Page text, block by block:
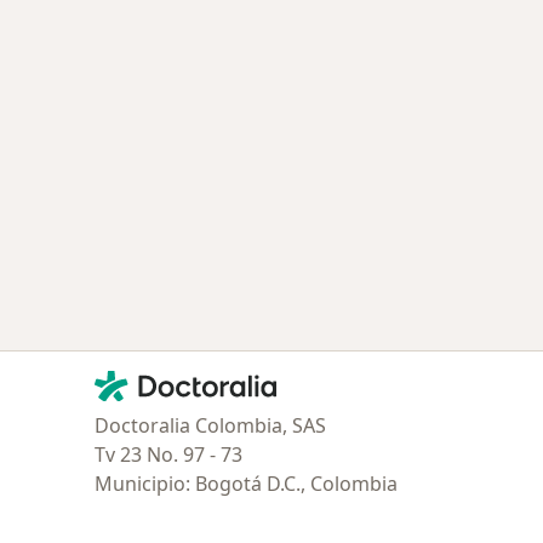
Contacto
Doctoralia - Página de inicio
Doctoralia Colombia, SAS
Tv 23 No. 97 - 73
Municipio: Bogotá D.C., Colombia